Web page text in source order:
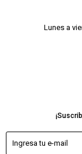
Lunes a